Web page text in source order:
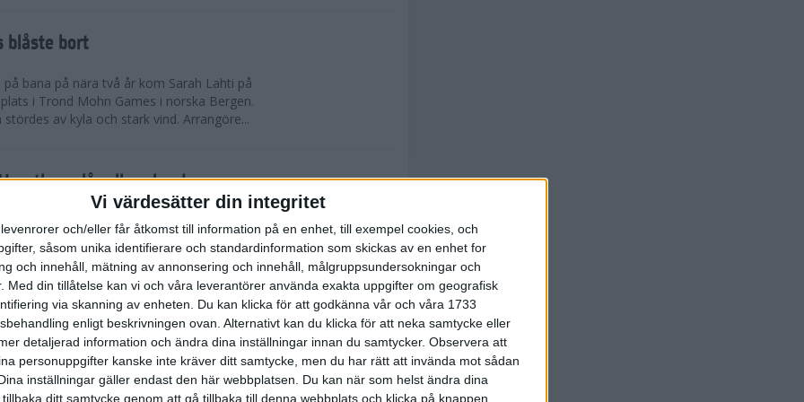
Vi värdesätter din integritet
och/eller får åtkomst till information på en enhet, till exempel cookies, och
såsom unika identifierare och standardinformation som skickas av en enhet for
och innehåll, mätning av annonsering och innehåll, målgruppsundersokningar och
Med din tillåtelse kan vi och våra leverantörer använda exakta uppgifter om geografisk
via skanning av enheten. Du kan klicka för att godkänna vår och våra 1733
enligt beskrivningen ovan. Alternativt kan du klicka för att neka samtycke eller
detaljerad information och ändra dina inställningar innan du samtycker. Observera att
personuppgifter kanske inte kräver ditt samtycke, men du har rätt att invända mot sådan
inställningar gäller endast den här webbplatsen. Du kan när som helst ändra dina
ditt samtycke genom att gå tillbaka till denna webbplats och klicka på knappen
blåste bort
bana på nära två år kom Sarah Lahti på
i Trond Mohn Games i norska Bergen.
av kyla och stark vind. Arrangöre...
slår alla rekord
i mål. Rekord i båda fallen. Det är 1863 fler
på adidas Stockholm Marathon. Och trots de
sjukdomsfall.
och dubbelt Etiopien i
Stockholm Marathon 2025
Marathon vanns i herrklassen av Onemus
och av Shewarge Alene från Etiopien i